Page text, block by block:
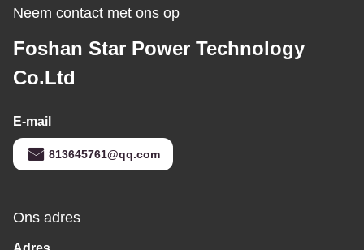
Neem contact met ons op
Foshan Star Power Technology
Co.Ltd
E-mail
813645761@qq.com
Ons adres